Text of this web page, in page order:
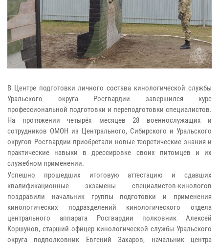
В Центре подготовки личного состава кинологической службы
Уральского округа Росгвардии завершился курс
профессиональной подготовки и переподготовки специалистов.
На протяжении четырёх месяцев 28 военнослужащих и
сотрудников ОМОН из Центрального, Сибирского и Уральского
округов Росгвардии приобретали новые теоретические знания и
практические навыки в дрессировке своих питомцев и их
служебном применении.
Успешно прошедших итоговую аттестацию и сдавших
квалификационные экзамены специалистов-кинологов
поздравили начальник группы подготовки и применения
кинологических подразделений кинологического отдела
центрального аппарата Росгвардии полковник Алексей
Коршунов, старший офицер кинологической службы Уральского
округа подполковник Евгений Захаров, начальник центра